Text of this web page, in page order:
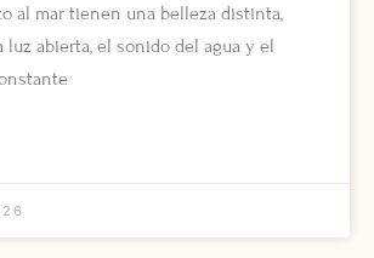
al mar tienen una belleza distinta,
luz abierta, el sonido del agua y el